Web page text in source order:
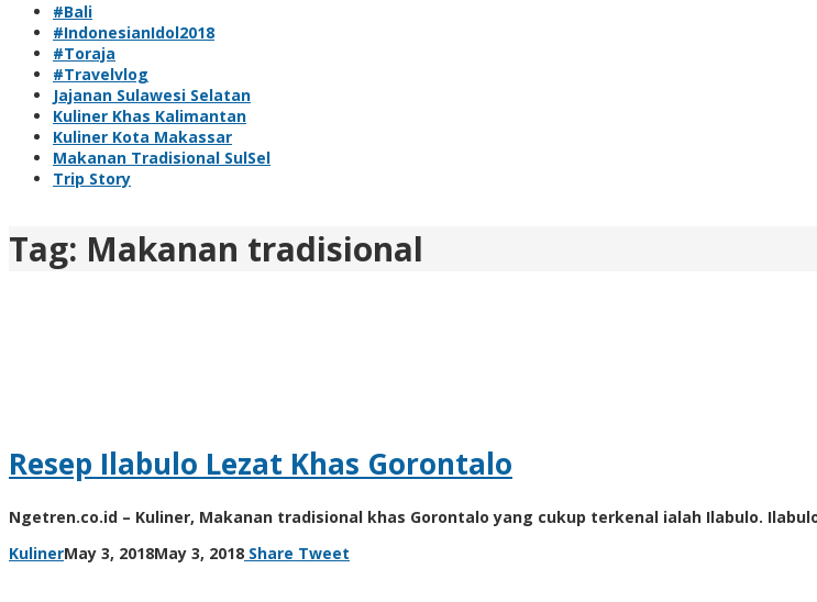
#Bali
#IndonesianIdol2018
#Toraja
#Travelvlog
Jajanan Sulawesi Selatan
Kuliner Khas Kalimantan
Kuliner Kota Makassar
Makanan Tradisional SulSel
Trip Story
Tag: Makanan tradisional
Resep Ilabulo Lezat Khas Gorontalo
Ngetren.co.id – Kuliner, Makanan tradisional khas Gorontalo yang cukup terkenal ialah Ilabulo.
KulinerMay 3, 2018May 3, 2018by
Share Tweet